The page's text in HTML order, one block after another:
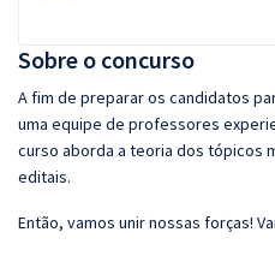
Sobre o concurso
A fim de preparar os candidatos
uma equipe de professores
curso aborda a teoria dos tópicos
editais.
Então, vamos unir nossas forças!